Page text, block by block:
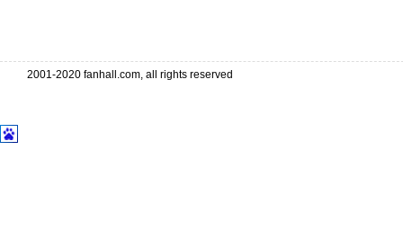
2001-2020 fanhall.com, all rights reserved